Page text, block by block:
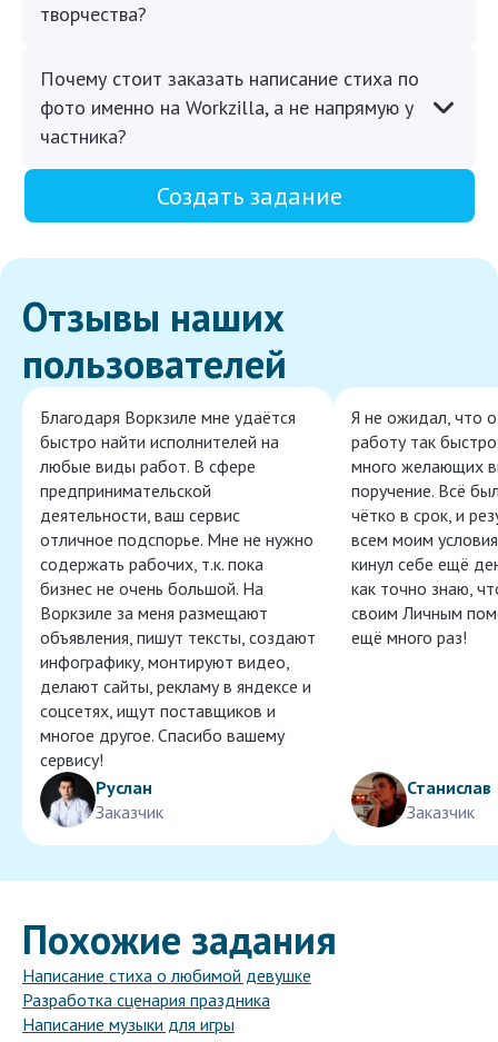
творчества?
Почему стоит заказать написание стиха по
фото именно на Workzilla, а не напрямую у
частника?
Создать задание
Отзывы наших
пользователей
Благодаря Воркзиле мне удаётся
быстро найти исполнителей на
любые виды работ. В сфере
предпринимательской
деятельности, ваш сервис
отличное подспорье. Мне не нужно
содержать рабочих, т.к. пока
бизнес не очень большой. На
Воркзиле за меня размещают
объявления, пишут тексты, создают
инфографику, монтируют видео,
делают сайты, рекламу в яндексе и
соцсетях, ищут поставщиков и
многое другое. Спасибо вашему
сервису!
Руслан
Заказчик
Я не ожидал, что
работу так
много желающих
поручение. Всё
чётко в срок, и
всем моим
кинул себе ещё
как точно знаю,
своим Личным
ещё много раз!
Станислав
Заказчик
Похожие задания
Написание стиха о любимой девушке
Разработка сценария праздника
Написание музыки для игры